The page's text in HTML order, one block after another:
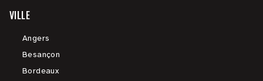
VILLE
Angers
Besançon
Bordeaux